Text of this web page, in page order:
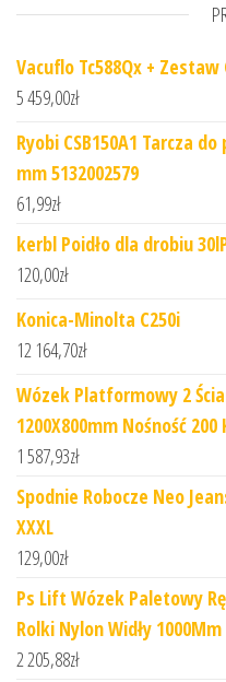
Vacuflo Tc588Qx +
5 459,00zł
Ryobi CSB150A1 Tarcza
mm 5132002579
61,99zł
kerbl Poidło dla drobiu
120,00zł
Konica-Minolta C250i
12 164,70zł
Wózek Platformowy 2
1200X800mm Nośność 200
1 587,93zł
Spodnie Robocze Neo
XXXL
129,00zł
Ps Lift Wózek Paletowy
Rolki Nylon Widły 1000Mm
2 205,88zł